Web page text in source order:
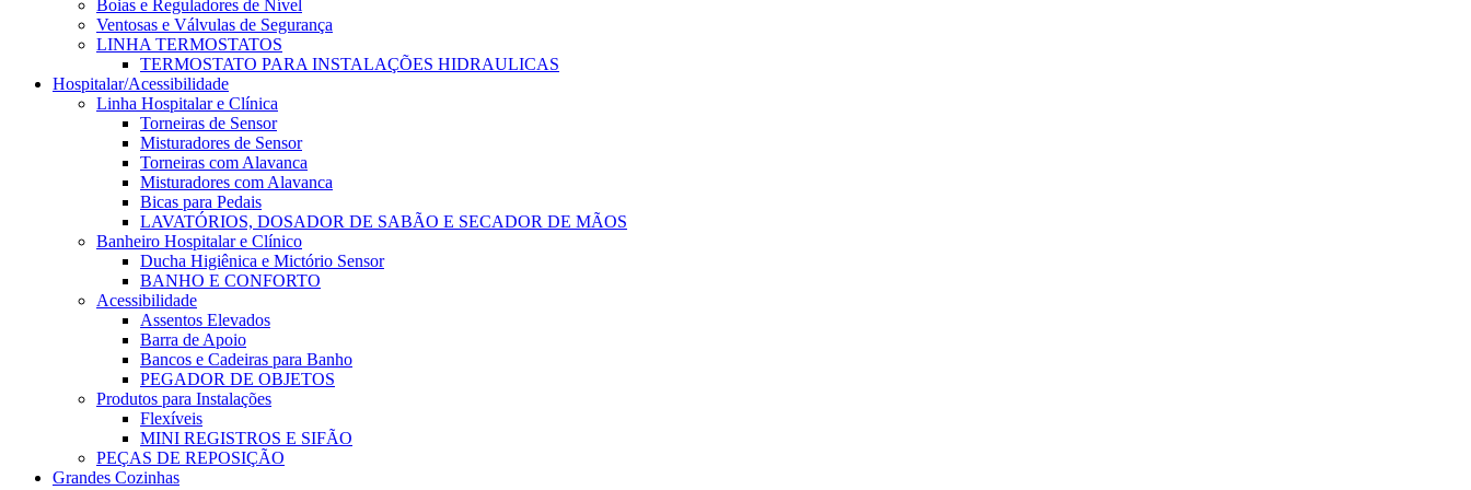
Boias e Reguladores de Nível
Ventosas e Válvulas de Segurança
LINHA TERMOSTATOS
TERMOSTATO PARA INSTALAÇÕES HIDRAULICAS
Hospitalar/Acessibilidade
Linha Hospitalar e Clínica
Torneiras de Sensor
Misturadores de Sensor
Torneiras com Alavanca
Misturadores com Alavanca
Bicas para Pedais
LAVATÓRIOS, DOSADOR DE SABÃO E SECADOR DE MÃOS
Banheiro Hospitalar e Clínico
Ducha Higiênica e Mictório Sensor
BANHO E CONFORTO
Acessibilidade
Assentos Elevados
Barra de Apoio
Bancos e Cadeiras para Banho
PEGADOR DE OBJETOS
Produtos para Instalações
Flexíveis
MINI REGISTROS E SIFÃO
PEÇAS DE REPOSIÇÃO
Grandes Cozinhas